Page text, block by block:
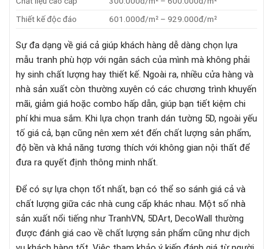
Thiết kế độc đáo
601.000đ/m² – 929.000đ/m²
Sự đa dạng về giá cả giúp khách hàng dễ dàng chọn lựa
mẫu tranh phù hợp với ngân sách của mình mà không phải
hy sinh chất lượng hay thiết kế. Ngoài ra, nhiều cửa hàng và
nhà sản xuất còn thường xuyên có các chương trình khuyến
mãi, giảm giá hoặc combo hấp dẫn, giúp bạn tiết kiệm chi
phí khi mua sắm. Khi lựa chọn tranh dán tường 5D, ngoài yếu
tố giá cả, bạn cũng nên xem xét đến chất lượng sản phẩm,
độ bền và khả năng tương thích với không gian nội thất để
đưa ra quyết định thông minh nhất.
Để có sự lựa chọn tốt nhất, bạn có thể so sánh giá cả và
chất lượng giữa các nhà cung cấp khác nhau. Một số nhà
sản xuất nổi tiếng như TranhVN, 5DArt, DecoWall thường
được đánh giá cao về chất lượng sản phẩm cũng như dịch